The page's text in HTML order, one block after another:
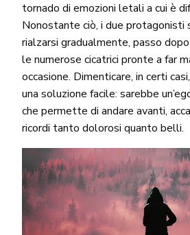
tornado di emozioni letali a cui è
Nonostante ciò, i due protagonisti
rialzarsi gradualmente, passo
le numerose cicatrici pronte a far
occasione. Dimenticare, in certi
una soluzione facile: sarebbe
che permette di andare avanti,
ricordi tanto dolorosi quanto belli.